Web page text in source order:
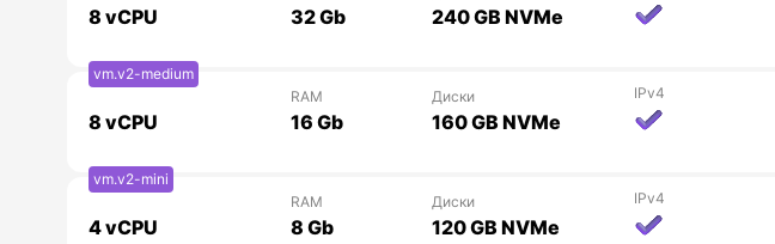
8 vCPU 32 Gb 240 GB NVMe
vm.v2-medium
8 vCPU
RAM
16 Gb
Диски
160 GB NVMe
IPv4
vm.v2-mini
4vCPU
RAM
8 Gb
Диски
120 GB NVMe
IPv4